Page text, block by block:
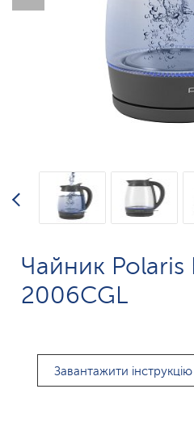
Чайник Polaris
2006CGL
Завантажити інструкцію